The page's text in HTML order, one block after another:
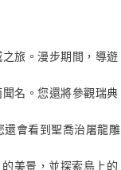
旅。漫步期間，導遊
名。您還將參觀瑞典
會看到聖喬治屠龍雕
美景，並探索島上的